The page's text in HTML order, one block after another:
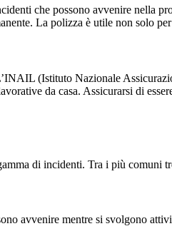
che possono avvenire nella
La polizza è utile non solo
(Istituto Nazionale
da casa. Assicurarsi di
di incidenti. Tra i più comuni
avvenire mentre si svolgono